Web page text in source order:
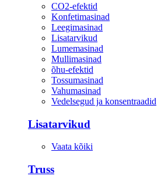
CO2-efektid
Konfetimasinad
Leegimasinad
Lisatarvikud
Lumemasinad
Mullimasinad
õhu-efektid
Tossumasinad
Vahumasinad
Vedelsegud ja konsentraadid
Lisatarvikud
Vaata kõiki
Truss